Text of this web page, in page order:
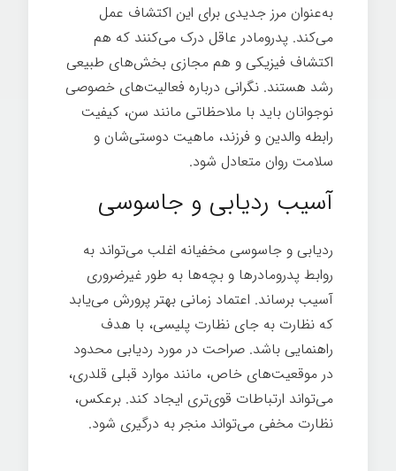
به‌عنوان مرز جدیدی برای این اکتشاف عمل
می‌کند. پدرومادر عاقل درک می‌کنند که هم
اکتشاف فیزیکی و هم مجازی بخش‌های طبیعی
رشد هستند. نگرانی درباره فعالیت‌های خصوصی
نوجوانان باید با ملاحظاتی مانند سن، کیفیت
رابطه والدین و فرزند، ماهیت دوستی‌شان و
سلامت روان متعادل شود.
آسیب ردیابی و جاسوسی
ردیابی و جاسوسی مخفیانه اغلب می‌تواند به
روابط پدرومادرها و بچه‌ها به طور غیرضروری
آسیب برساند. اعتماد زمانی بهتر پرورش می‌یابد
که نظارت به جای نظارت پلیسی، با هدف
راهنمایی باشد. صراحت در مورد ردیابی محدود
در موقعیت‌های خاص، مانند موارد قبلی قلدری،
می‌تواند ارتباطات قوی‌تری ایجاد کند. برعکس،
نظارت مخفی می‌تواند منجر به درگیری شود.